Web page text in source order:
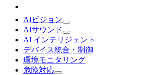
AIビジョン
AIサウンド
AI インテリジェント
デバイス統合・制御
環境モニタリング
危険対応